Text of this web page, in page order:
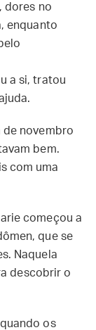
dores no
enquanto
a si, tratou
de novembro
bem.
com uma
começou a
que se
Naquela
descobrir o
os